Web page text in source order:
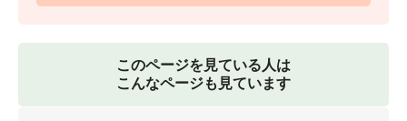
このページを見ている人は
こんなページも見ています